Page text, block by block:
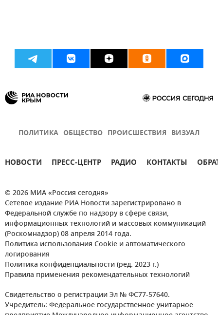
ПОЛИТИКА ОБЩЕСТВО ПРОИСШЕСТВИЯ ВИЗУАЛ
НОВОСТИ ПРЕСС-ЦЕНТР РАДИО КОНТАКТЫ
© 2026 МИА «Россия сегодня»
Сетевое издание РИА Новости зарегистрировано в
Федеральной службе по надзору в сфере связи,
информационных технологий и массовых коммуникаций
(Роскомнадзор) 08 апреля 2014 года.
Политика использования Cookie и автоматического
логирования
Политика конфиденциальности (ред. 2023 г.)
Правила применения рекомендательных технологий
Свидетельство о регистрации Эл № ФС77-57640.
Учредитель: Федеральное государственное унитарное